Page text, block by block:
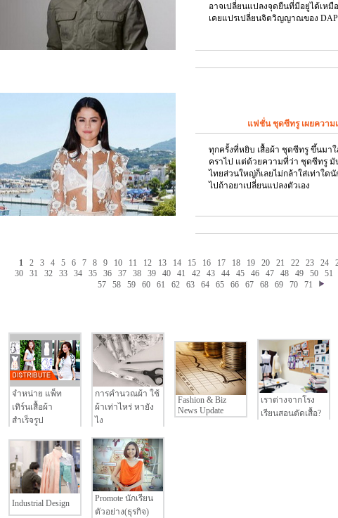
อาจเปลี่ยนแปลงจุดยืนที่มีอยู่ได้เหมื
เคยแปรเปลี่ยนจิตวิญญาณของ
แฟชั่น ชุดซีทรู เผยความ
ทุกครั้งที่หยิบ เสื้อผ้า ชุดซีทรู ขึ้นมา
คราไป แต่ด้วยความที่ว่า ชุดซีทรู มั
ไทยส่วนใหญ่ก็เลยไม่กล้าใส่เท่าใด
ไปถ้าอยาเปลี่ยนแปลงตัวเอง
1 2 3 4 5 6 7 8 9 10 11 12 13 14 15 16 17 18 19 20 21 22 23 24
30
31 32 33 34 35 36 37 38 39 40 41 42 43 44 45 46 47 48 49 50 51
57
58 59 60 61 62 63 64 65 66 67 68 69 70 71
จำหน่าย แพ็ท
เทิร์นเสื้อผ้า
สำเร็จรูป
การคำนวณผ้า ใช้
ผ้าเท่าไหร่ หายัง
ไง
Fashion & Biz
News Update
เราต่างจากโรง
เรียนสอนตัดเสื้อ?
Industrial Design
Promote นักเรียน
ตัวอย่าง(ธุรกิจ)